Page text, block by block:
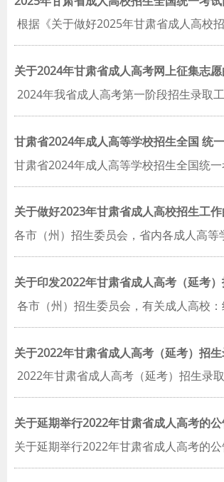
根据《关于做好2025年甘肃省成人高校
关于2024年甘肃省成人高考网上征集志
2024年我省成人高考第一阶段招生录取
甘肃省2024年成人高等学校招生全国 统
甘肃省2024年成人高等学校招生全国统
关于做好2023年甘肃省成人高校招生工
各市（州）招生委员会，省内各成人高
关于印发2022年甘肃省成人高考（延考
各市（州）招生委员会，有关成人高校
关于2022年甘肃省成人高考（延考）招
2022年甘肃省成人高考（延考）招生录
关于延期举行2022年甘肃省成人高考的
关于延期举行2022年甘肃省成人高考的